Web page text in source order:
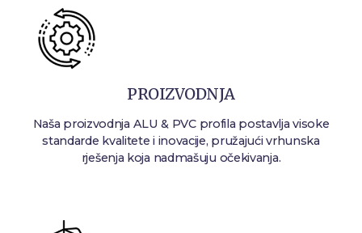
PROIZVODNJA
Naša proizvodnja ALU & PVC profila postavlja visoke
standarde kvalitete i inovacije, pružajući vrhunska
rješenja koja nadmašuju očekivanja.